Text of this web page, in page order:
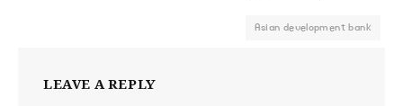
Asian development bank
LEAVE A REPLY